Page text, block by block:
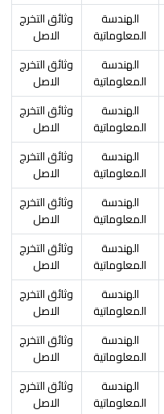
الهندسة
المعلوماتية
وثائق التخرج
الاصل
الهندسة
المعلوماتية
وثائق التخرج
الاصل
الهندسة
المعلوماتية
وثائق التخرج
الاصل
الهندسة
المعلوماتية
وثائق التخرج
الاصل
الهندسة
المعلوماتية
وثائق التخرج
الاصل
الهندسة
المعلوماتية
وثائق التخرج
الاصل
الهندسة
المعلوماتية
وثائق التخرج
الاصل
الهندسة
المعلوماتية
وثائق التخرج
الاصل
الهندسة
المعلوماتية
وثائق التخرج
الاصل